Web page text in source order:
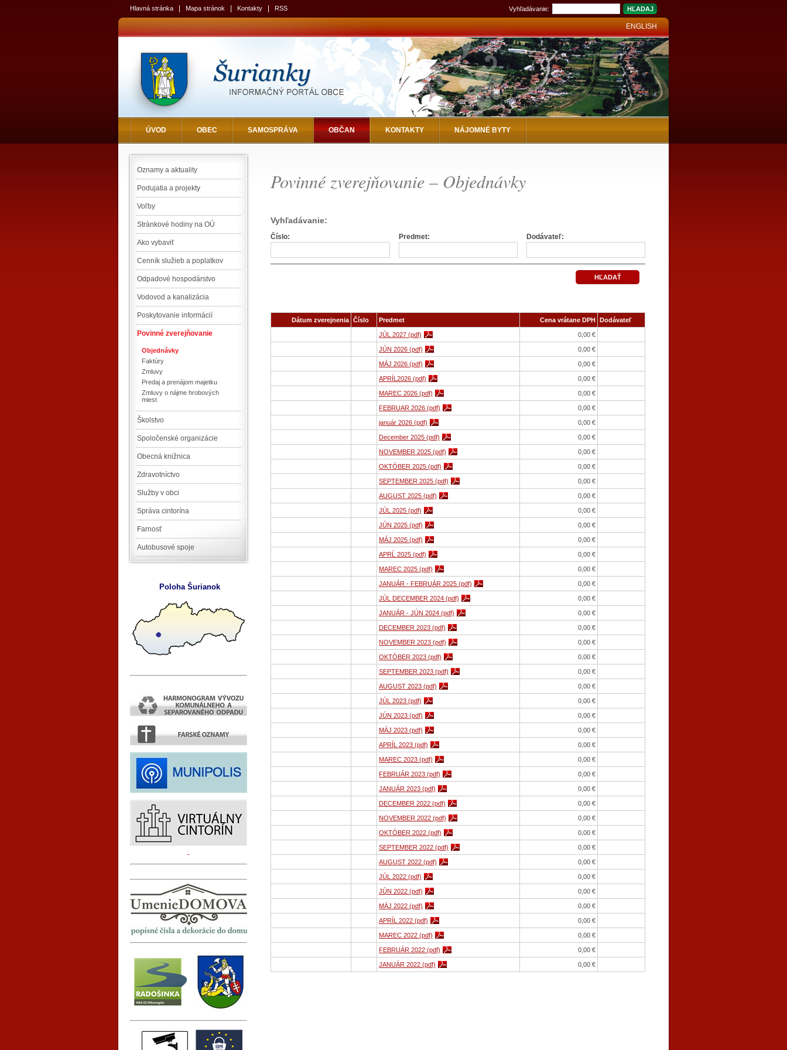
Hlavná stránka Mapa stránok Kontakty RSS Vyhľadávanie:
ENGLISH
ÚVOD OBEC SAMOSPRÁVA OBČAN KONTAKTY NÁJOMNÉ BYTY
Oznamy a aktuality
Podujatia a projekty
Voľby
Stránkové hodiny na OÚ
Ako vybaviť
Cenník služieb a poplatkov
Odpadové hospodárstvo
Vodovod a kanalizácia
Poskytovanie informácií
Povinné zverejňovanie
Objednávky
Faktúry
Zmluvy
Predaj a prenájom majetku
Zmluvy o nájme hrobových
miest
Školstvo
Spoločenské organizácie
Obecná knižnica
Zdravotníctvo
Služby v obci
Správa cintorína
Farnosť
Autobusové spoje
Poloha Šurianok
Povinné zverejňovanie – Objednávky
Vyhľadávanie:
Číslo: Predmet: Dodávateľ:
Dátum zverejnenia Číslo Predmet Cena vrátane DPH Dodávateľ
JÚL 2027 (pdf) 0,00 €
JÚN 2026 (pdf) 0,00 €
MÁJ 2026 (pdf) 0,00 €
APRÍL2026 (pdf) 0,00 €
MAREC 2026 (pdf) 0,00 €
FEBRUAR 2026 (pdf) 0,00 €
január 2026 (pdf) 0,00 €
December 2025 (pdf) 0,00 €
NOVEMBER 2025 (pdf) 0,00 €
OKTÓBER 2025 (pdf) 0,00 €
SEPTEMBER 2025 (pdf) 0,00 €
AUGUST 2025 (pdf) 0,00 €
JÚL 2025 (pdf) 0,00 €
JÚN 2025 (pdf) 0,00 €
MÁJ 2025 (pdf) 0,00 €
APRĹ 2025 (pdf) 0,00 €
MAREC 2025 (pdf) 0,00 €
JANUÁR - FEBRUÁR 2025 (pdf) 0,00 €
JÚL DECEMBER 2024 (pdf) 0,00 €
JANUÁR - JÚN 2024 (pdf) 0,00 €
DECEMBER 2023 (pdf) 0,00 €
NOVEMBER 2023 (pdf) 0,00 €
OKTÓBER 2023 (pdf) 0,00 €
SEPTEMBER 2023 (pdf) 0,00 €
AUGUST 2023 (pdf) 0,00 €
JÚL 2023 (pdf) 0,00 €
JÚN 2023 (pdf) 0,00 €
MÁJ 2023 (pdf) 0,00 €
APRÍL 2023 (pdf) 0,00 €
MAREC 2023 (pdf) 0,00 €
FEBRUÁR 2023 (pdf) 0,00 €
JANUÁR 2023 (pdf) 0,00 €
DECEMBER 2022 (pdf) 0,00 €
NOVEMBER 2022 (pdf) 0,00 €
OKTÓBER 2022 (pdf) 0,00 €
SEPTEMBER 2022 (pdf) 0,00 €
AUGUST 2022 (pdf) 0,00 €
JÚL 2022 (pdf) 0,00 €
JÚN 2022 (pdf) 0,00 €
MÁJ 2022 (pdf) 0,00 €
APRÍL 2022 (pdf) 0,00 €
MAREC 2022 (pdf) 0,00 €
FEBRUÁR 2022 (pdf) 0,00 €
JANUÁR 2022 (pdf) 0,00 €